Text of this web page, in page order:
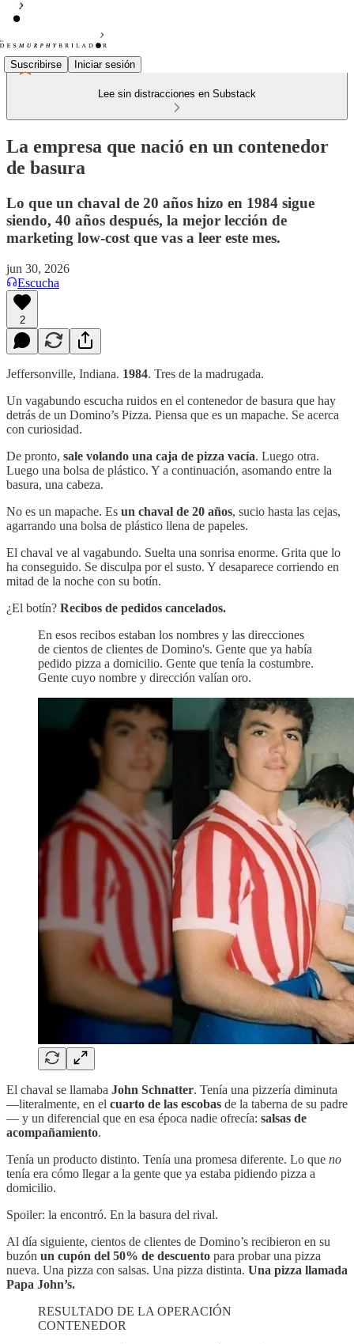
Suscribirse Iniciar sesión
Lee sin distracciones en Substack
La empresa que nació en un contenedor
de basura
Lo que un chaval de 20 años hizo en 1984 sigue
siendo, 40 años después, la mejor lección de
marketing low-cost que vas a leer este mes.
jun 30, 2026
Escucha
2
Jeffersonville, Indiana. 1984. Tres de la madrugada.
Un vagabundo escucha ruidos en el contenedor de basura que hay
detrás de un Domino’s Pizza. Piensa que es un mapache. Se acerca
con curiosidad.
De pronto, sale volando una caja de pizza vacía. Luego otra.
Luego una bolsa de plástico. Y a continuación, asomando entre la
basura, una cabeza.
No es un mapache. Es un chaval de 20 años, sucio hasta las cejas,
agarrando una bolsa de plástico llena de papeles.
El chaval ve al vagabundo. Suelta una sonrisa enorme. Grita que lo
ha conseguido. Se disculpa por el susto. Y desaparece corriendo en
mitad de la noche con su botín.
¿El botín? Recibos de pedidos cancelados.
En esos recibos estaban los nombres y las direcciones
de cientos de clientes de Domino's. Gente que ya había
pedido pizza a domicilio. Gente que tenía la costumbre.
Gente cuyo nombre y dirección valían oro.
El chaval se llamaba John Schnatter. Tenía una pizzería diminuta
—literalmente, en el cuarto de las escobas de la taberna de su padre
— y un diferencial que en esa época nadie ofrecía: salsas de
acompañamiento.
Tenía un producto distinto. Tenía una promesa diferente. Lo que no
tenía era cómo llegar a la gente que ya estaba pidiendo pizza a
domicilio.
Spoiler: la encontró. En la basura del rival.
Al día siguiente, cientos de clientes de Domino’s recibieron en su
buzón un cupón del 50% de descuento para probar una pizza
nueva. Una pizza con salsas. Una pizza distinta. Una pizza llamada
Papa John’s.
RESULTADO DE LA OPERACIÓN
CONTENEDOR